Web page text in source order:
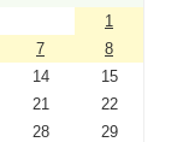
1
7
8
14
15
21
22
28
29